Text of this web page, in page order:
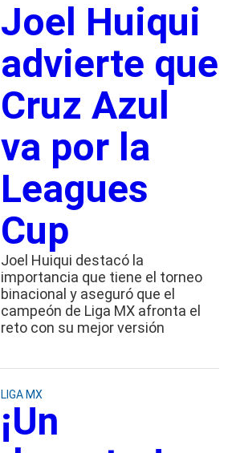
Joel Huiqui
advierte que
Cruz Azul
va por la
Leagues
Cup
Joel Huiqui destacó la
importancia que tiene el torneo
binacional y aseguró que el
campeón de Liga MX afronta el
reto con su mejor versión
LIGA MX
¡Un